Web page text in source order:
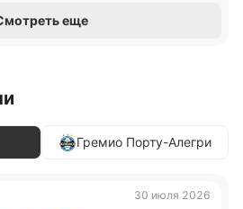
еще
Гремио Порту-Алегри
30 июля 2026